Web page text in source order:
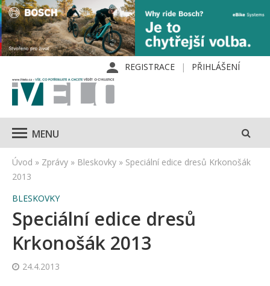
REGISTRACE PŘIHLÁŠENÍ
MENU
Úvod » Zprávy » Bleskovky » Speciální edice dresů Krkonošák
2013
BLESKOVKY
Speciální edice dresů
Krkonošák 2013
24.4.2013